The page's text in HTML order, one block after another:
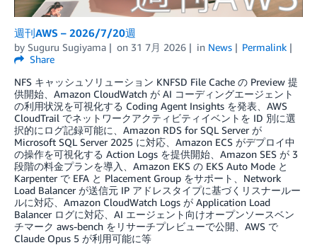
週刊AWS – 2026/7/20週
by Suguru Sugiyama on 31 7月 2026 in News
Permalink
Share
NFS キャッシュソリューション KNFSD File Cache の Preview 提
供開始、Amazon CloudWatch が AI コーディングエージェント
の利用状況を可視化する Coding Agent Insights を発表、AWS
CloudTrail でネットワークアクティビティイベントを ID 別に選
択的にログ記録可能に、Amazon RDS for SQL Server が
Microsoft SQL Server 2025 に対応、Amazon ECS がデプロイ中
の操作を可視化する Action Logs を提供開始、Amazon SES が 3
段階の料金プランを導入、Amazon EKS の EKS Auto Mode と
Karpenter で EFA と Placement Group をサポート、Network
Load Balancer が送信元 IP アドレスタイプに基づくリスナールー
ルに対応、Amazon CloudWatch Logs が Application Load
Balancer ログに対応、AI エージェント向けオープンソースベン
チマーク aws-bench をリサーチプレビューで公開、AWS で
Claude Opus 5 が利用可能に等